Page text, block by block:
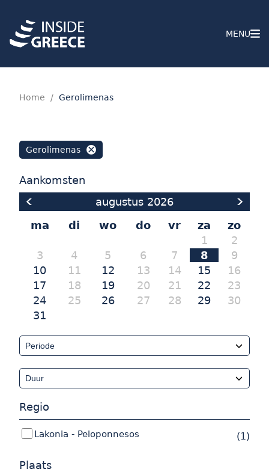
MENU
Home / Gerolimenas
Gerolimenas
Aankomsten
augustus 2026
ma
di wo do vr za
zo
1
2
3
4 5 6 7 8
9
10
11 12 13 14 15
16
17
18 19 20 21 22
23
24
25 26 27 28 29
30
31
Regio
Lakonia - Peloponnesos (1)
Plaats